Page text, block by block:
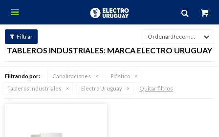

Recomendados
TABLEROS INDUSTRIALES: MARCA ELECTRO URUGUAY
Filtrando por: Canalizaciones
Plástico
Tableros industriales
Electro Uruguay Quitar filtros